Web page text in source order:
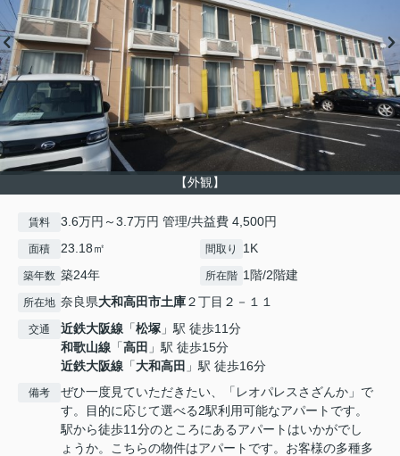
【外観】
賃料 3.6万円～3.7万円 管理/共益費 4,500円
面積 23.18㎡ 間取り 1K
築年数 築24年 所在階 1階/2階建
所在地 奈良県大和高田市土庫２丁目２－１１
交通 近鉄大阪線 「松塚 」駅 徒歩11分
和歌山線 「高田 」駅 徒歩15分
近鉄大阪線 「大和高田 」駅 徒歩16分
備考
ぜひ一度見ていただきたい、「レオパレスさざんか」で
す。目的に応じて選べる2駅利用可能なアパートです。
駅から徒歩11分のところにあるアパートはいかがでし
ょうか。こちらの物件はアパートです。お客様の多種多